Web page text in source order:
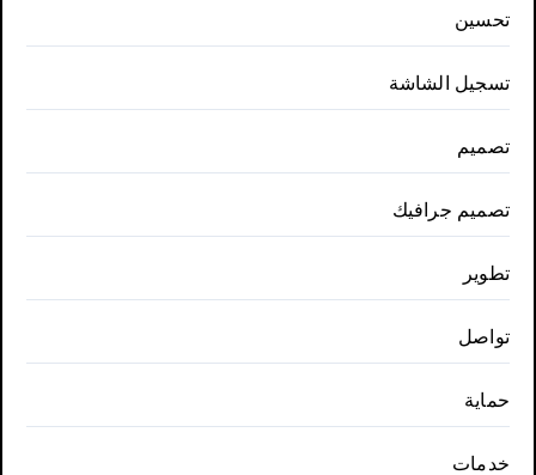
تحسين
تسجيل الشاشة
تصميم
تصميم جرافيك
تطوير
تواصل
حماية
خدمات